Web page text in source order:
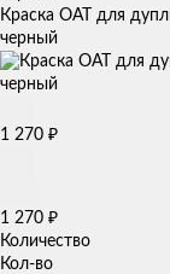
Краска OAT для
черный
1 270 ₽
1 270 ₽
Количество
Кол-во